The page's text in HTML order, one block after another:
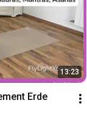
13:23
Erde